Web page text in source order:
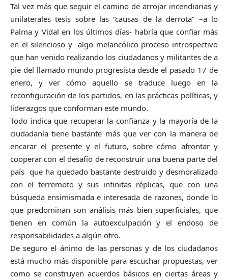
Tal vez más que seguir el camino de arrojar incendiarias y
unilaterales tesis sobre las “causas de la derrota” –a lo
Palma y Vidal en los últimos días- habría que confiar más
en el silencioso y algo melancólico proceso introspectivo
que han venido realizando los ciudadanos y militantes de a
pie del llamado mundo progresista desde el pasado 17 de
enero, y ver cómo aquello se traduce luego en la
reconfiguración de los partidos, en las prácticas políticas, y
liderazgos que conforman este mundo.
Todo indica que recuperar la confianza y la mayoría de la
ciudadanía tiene bastante más que ver con la manera de
encarar el presente y el futuro, sobre cómo afrontar y
cooperar con el desafío de reconstruir una buena parte del
país que ha quedado bastante destruido y desmoralizado
con el terremoto y sus infinitas réplicas, que con una
búsqueda ensimismada e interesada de razones, donde lo
que predominan son análisis más bien superficiales, que
tienen en común la autoexculpación y el endoso de
responsabilidades a algún otro.
De seguro el ánimo de las personas y de los ciudadanos
está mucho más disponible para escuchar propuestas, ver
como se construyen acuerdos básicos en ciertas áreas y